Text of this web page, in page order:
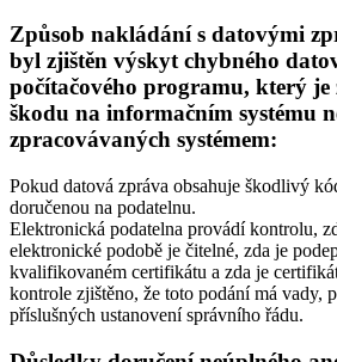
Způsob nakládání s datovými
byl zjištěn výskyt chybného
počítačového programu, který
škodu na informačním systému
zpracovávaných systémem:
Pokud datová zpráva obsahuje škodlivý
doručenou na podatelnu.
Elektronická podatelna provádí kontrolu,
elektronické podobě je čitelné, zda je
kvalifikovaném certifikátu a zda je
kontrole zjištěno, že toto podání má vady,
příslušných ustanovení správního řádu.